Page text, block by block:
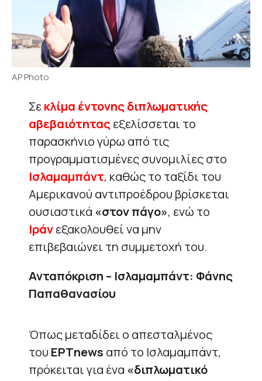
AP Photo
Σεκλίμα έντονης διπλωματικής
αβεβαιότηταςεξελίσσεται το
παρασκήνιο γύρω από τις
προγραμματισμένες συνομιλίες στο
Ισλαμαμπάντ, καθώς το ταξίδι του
Αμερικανού αντιπροέδρου βρίσκεται
ουσιαστικά «στον πάγο», ενώ το
Ιράνεξακολουθεί να μην
επιβεβαιώνει τη συμμετοχή του.
Ανταπόκριση – Ισλαμαμπάντ: Φάνης
Παπαθανασίου
Όπως μεταδίδει ο απεσταλμένος
του ΕΡΤnews από το Ισλαμαμπάντ,
πρόκειται για ένα «διπλωματικό